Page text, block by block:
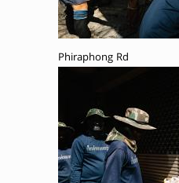
Phiraphong Rd